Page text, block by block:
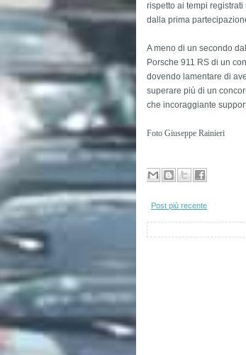
rispetto ai tempi
dalla prima
A meno di un secondo
Porsche 911 RS di un
dovendo lamentare di
superare più di un
che incoraggiante
Foto Giuseppe Rainieri
Post più recente